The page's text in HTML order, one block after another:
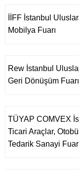
İİFF İstanbul
Mobilya Fuarı
Rew İstanbul
Geri Dönüşüm Fuarı
TÜYAP COMVEX
Ticari Araçlar,
Tedarik Sanayi